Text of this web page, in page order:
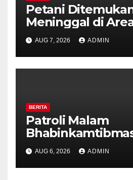
Petani
Meninggal di
Persawahan
Pastikan Tidak
Kekerasan
AUG 7, 2026 ADMIN
BERITA
Patroli Malam
Pilar Kelurahan
Perkuat
Diajak Aktifkan
AUG 6, 2026 ADMIN